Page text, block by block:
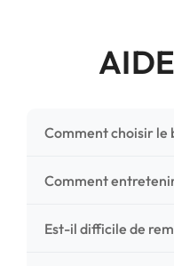
Comment choisir le
Pour ne pas vous
Comment
Un entretien
Est-il difficile de